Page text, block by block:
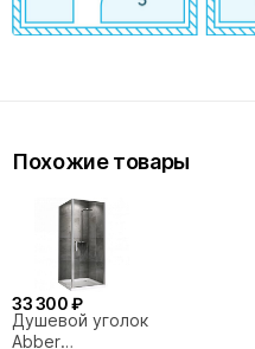
Похожие товары
33 300 ₽
Душевой уголок
Abber